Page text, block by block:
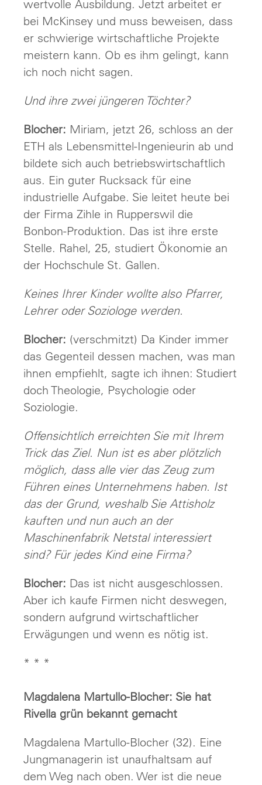
wertvolle Ausbildung. Jetzt arbeitet er
bei McKinsey und muss beweisen, dass
er schwierige wirtschaftliche Projekte
meistern kann. Ob es ihm gelingt, kann
ich noch nicht sagen.
Und ihre zwei jüngeren Töchter?
Blocher: Miriam, jetzt 26, schloss an der
ETH als Lebensmittel-Ingenieurin ab und
bildete sich auch betriebswirtschaftlich
aus. Ein guter Rucksack für eine
industrielle Aufgabe. Sie leitet heute bei
der Firma Zihle in Rupperswil die
Bonbon-Produktion. Das ist ihre erste
Stelle. Rahel, 25, studiert Ökonomie an
der Hochschule St. Gallen.
Keines Ihrer Kinder wollte also Pfarrer,
Lehrer oder Soziologe werden.
Blocher: (verschmitzt) Da Kinder immer
das Gegenteil dessen machen, was man
ihnen empfiehlt, sagte ich ihnen: Studiert
doch Theologie, Psychologie oder
Soziologie.
Offensichtlich erreichten Sie mit Ihrem
Trick das Ziel. Nun ist es aber plötzlich
möglich, dass alle vier das Zeug zum
Führen eines Unternehmens haben. Ist
das der Grund, weshalb Sie Attisholz
kauften und nun auch an der
Maschinenfabrik Netstal interessiert
sind? Für jedes Kind eine Firma?
Blocher: Das ist nicht ausgeschlossen.
Aber ich kaufe Firmen nicht deswegen,
sondern aufgrund wirtschaftlicher
Erwägungen und wenn es nötig ist.
* * *
Magdalena Martullo-Blocher: Sie hat
Rivella grün bekannt gemacht
Magdalena Martullo-Blocher (32). Eine
Jungmanagerin ist unaufhaltsam auf
dem Weg nach oben. Wer ist die neue